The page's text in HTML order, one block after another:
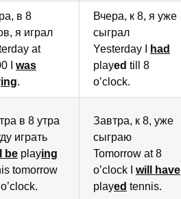
в 8
я играл
at
I was
ing.
Вчера, к 8, я уже
сыграл
Yesterday I
had
played till 8
o’clock.
в 8 утра
играть
be playing
tomorrow
Завтра, к 8, уже
сыграю
Tomorrow at 8
o’clock I will have
played tennis.